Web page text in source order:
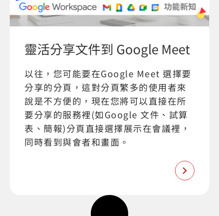
靈活分享文件到 Google Meet
以往，您可能要在Google Meet 選擇要
分享的分頁，這對分頁繁多的使用者來
說是不方便的，現在您將可以直接在所
要分享的服務裡(如Google 文件、試算
表、簡報)分頁直接選擇展示在會議裡，
同時看到與會者和畫面。